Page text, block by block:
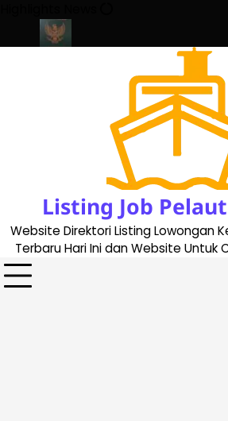
content
Listing Job
Website Direktori Listing Lowongan
Terbaru Hari Ini dan Website Untuk